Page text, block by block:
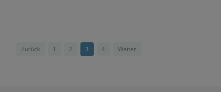
Zurück 1 2 3 4 Weiter